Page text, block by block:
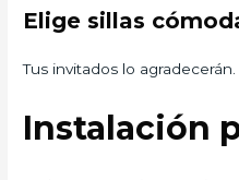
Elige sillas
Tus invitados lo agradecerán.
Instalación